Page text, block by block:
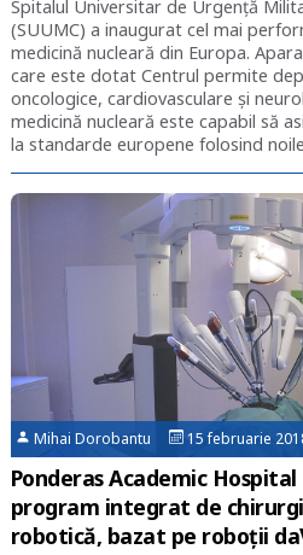
Spitalul Universitar de Urgență
(SUUMC) a inaugurat cel mai
medicină nucleară din Europa.
care este dotat Centrul permite
oncologice, cardiovasculare și
medicină nucleară este capabil să
la standarde europene folosind
Mihai Dorobantu 15 februarie
Ponderas Academic
program integrat de
robotică, bazat pe roboții